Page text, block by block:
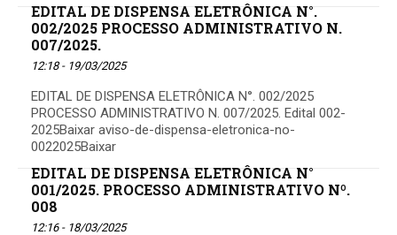
EDITAL DE DISPENSA ELETRÔNICA N°.
002/2025 PROCESSO ADMINISTRATIVO N.
007/2025.
12:18 - 19/03/2025
EDITAL DE DISPENSA ELETRÔNICA N°. 002/2025
PROCESSO ADMINISTRATIVO N. 007/2025. Edital 002-
2025Baixar aviso-de-dispensa-eletronica-no-
0022025Baixar
EDITAL DE DISPENSA ELETRÔNICA N°
001/2025. PROCESSO ADMINISTRATIVO Nº.
008
12:16 - 18/03/2025